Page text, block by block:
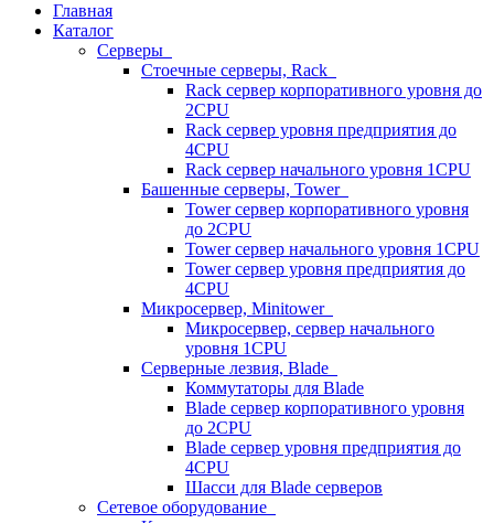
Главная
Каталог
Серверы
Стоечные серверы, Rack
Rack сервер корпоративного уровня до
2CPU
Rack сервер уровня предприятия до
4CPU
Rack сервер начального уровня 1CPU
Башенные серверы, Tower
Tower сервер корпоративного уровня
до 2CPU
Tower сервер начального уровня 1CPU
Tower сервер уровня предприятия до
4CPU
Микросервер, Minitower
Микросервер, сервер начального
уровня 1CPU
Серверные лезвия, Blade
Коммутаторы для Blade
Blade сервер корпоративного уровня
до 2CPU
Blade сервер уровня предприятия до
4CPU
Шасси для Blade серверов
Сетевое оборудование